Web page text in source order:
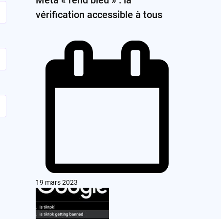
vérification accessible à tous
19 mars 2023